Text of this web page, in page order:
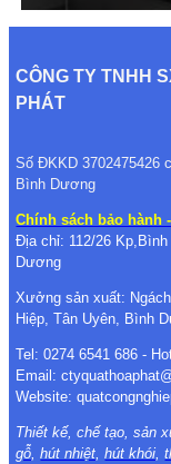
CÔNG TY TNHH
PHÁT
Số ĐKKD 3702475426
Bình Dương
Chính sách bảo hành
Địa chỉ: 112/26
Dương
Xưởng sản xuất:
Hiệp, Tân Uyên, Bình
Tel: 0274 6541 686 -
Email:
Website:
Thiết kế, chế tạo, sản
gỗ ,hút nhiệt ,hút khói ,